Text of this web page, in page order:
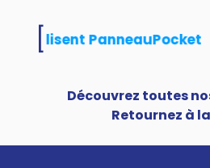
utilisent PanneauPocket
Découvrez toutes
Retournez à